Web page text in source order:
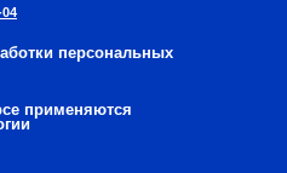
04
персональных
применяются